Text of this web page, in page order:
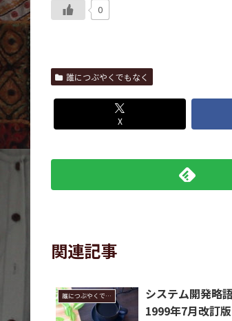
0
誰につぶやくでもなく
X
関連記事
誰につぶやくでもなく
システム開発略
1999年7月改訂